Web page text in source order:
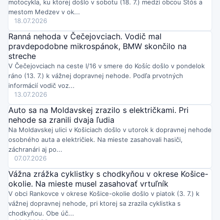
v piatok a sobotu kultúrnym programom a predstavením
publikácie o Semivanovi.
Štvrtok o 14:57
V Košiciach platí čas zvýšeného nebezpečenstva vzniku
požiaru: OR HaZZ ho vyhlásilo pre okresy Košice I až IV od 4.
augusta 2026 od 12:00 až do odvolania. Hasiči vyzývajú
obyvateľov na zvýšenú opatrnosť a dodržiavanie
bezpečnostných pokynov.
Štvrtok o 14:48
Košičanov na Borodáčovej a Krátkej čaká 6. augusta 2026
plánovaná odstávka pitnej vody.
potrubia.
Štvrtok o 14:24
Cesta z Košíc na Jahodnú bude pre preteky XI. Jahodná Race
uzavretá v sobotu 9. augusta od 10:00 do 22:00
a v nedeľu 10.
augusta od 8:00 do 18:00. Obyvatelia aj návštevníci by mali
prispôsobiť plán ciest týmto obmedzeniam.
Štvrtok o 13:52
Horúčavy v Trebišove plnia urgent: od pondelka do stredy
ošetrila nemocnica 120 pacientov, tretina mala ťažkosti z
extrémnych teplôt. Najčastejšie išlo o dehydratáciu a kolapsy,
hospitalizáciu potrebovalo päť ľudí, najmä seniorov.
Štvrtok o 13:42
Letnú Detskú univerzitu TUKE v Košiciach navštívilo
motocykla, ku ktorej došlo v sobotu (18. 7.) medzi obcou Štós a
mestom Medzev v ok...
18.07.2026
Ranná nehoda v Čečejovciach. Vodič mal
pravdepodobne mikrospánok, BMW skončilo na
streche
V Čečejovciach na ceste I/16 v smere do Košíc došlo v pondelok
ráno (13. 7.) k vážnej dopravnej nehode. Podľa prvotných
informácií vodič voz...
13.07.2026
Auto sa na Moldavskej zrazilo s električkami. Pri
nehode sa zranili dvaja ľudia
Na Moldavskej ulici v Košiciach došlo v utorok k dopravnej nehode
osobného auta a električiek. Na mieste zasahovali hasiči,
záchranári aj po...
07.07.2026
Vážna zrážka cyklistky s chodkyňou v okrese Košice-
okolie. Na mieste musel zasahovať vrtuľník
V obci Rankovce v okrese Košice-okolie došlo v piatok (3. 7.) k
vážnej dopravnej nehode, pri ktorej sa zrazila cyklistka s
chodkyňou. Obe úč...